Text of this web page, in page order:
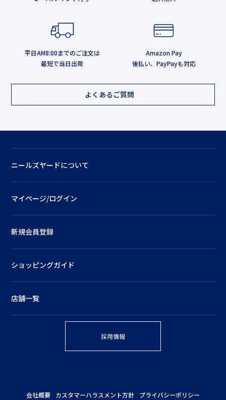
平日AM8:00までのご注文は
最短で当日出荷
Amazon Pay
後払い、PayPayも対応
よくあるご質問
ニールズヤードについて
マイページ/ログイン
新規会員登録
ショッピングガイド
店舗一覧
採用情報
会社概要 カスタマーハラスメント方針 プライバシーポリシー